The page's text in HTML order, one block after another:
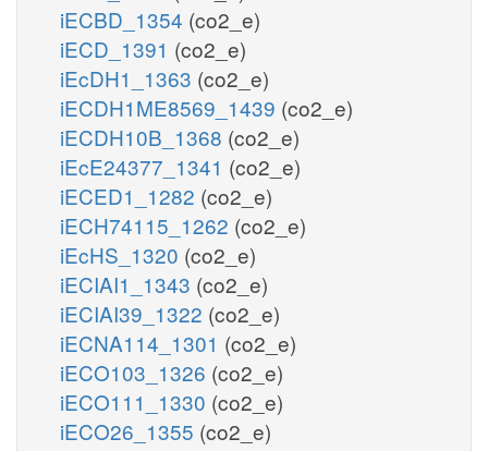
iECBD_1354 (co2_e)
iECD_1391 (co2_e)
iEcDH1_1363 (co2_e)
iECDH1ME8569_1439 (co2_e)
iECDH10B_1368 (co2_e)
iEcE24377_1341 (co2_e)
iECED1_1282 (co2_e)
iECH74115_1262 (co2_e)
iEcHS_1320 (co2_e)
iECIAI1_1343 (co2_e)
iECIAI39_1322 (co2_e)
iECNA114_1301 (co2_e)
iECO103_1326 (co2_e)
iECO111_1330 (co2_e)
iECO26_1355 (co2_e)